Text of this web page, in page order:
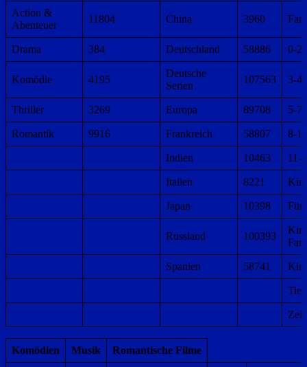
Action &
Abenteuer
11804 China 3960
Drama 384 Deutschland 58886 0-2
Komödie 4195
Deutsche
Serien
107563 3-4
Thriller 3269 Europa 89708 5-7
Romantik 9916 Frankreich 58807 8-
Indien 10463 11-
Italien 8221
Japan 10398 Für
Russland 100393
Spanien 58741
Komödien Musik Romantische Filme